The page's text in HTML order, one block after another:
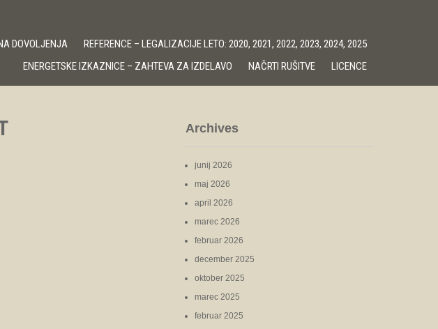
DOVOLJENJA
REFERENCE – LEGALIZACIJE LETO: 2020, 2021, 2022, 2023, 2024, 2025
ENERGETSKE IZKAZNICE – ZAHTEVA ZA IZDELAVO
NAČRTI RUŠITVE LICENCE
Archives
junij 2026
maj 2026
april 2026
marec 2026
februar 2026
december 2025
oktober 2025
marec 2025
februar 2025